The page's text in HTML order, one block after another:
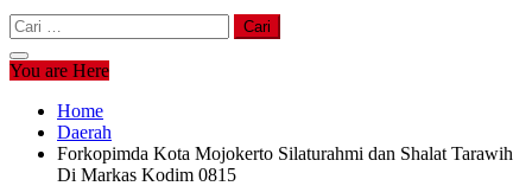
Cari
untuk:
You are Here
Home
Daerah
Forkopimda Kota Mojokerto Silaturahmi dan Shalat Tarawih
Di Markas Kodim 0815